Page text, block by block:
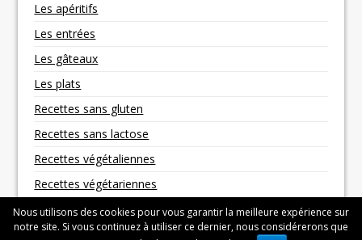
Les apéritifs
Les entrées
Les gâteaux
Les plats
Recettes sans gluten
Recettes sans lactose
Recettes végétaliennes
Recettes végétariennes
Nous utilisons des cookies pour vous garantir la meilleure expérience sur
notre site. Si vous continuez à utiliser ce dernier, nous considérerons que